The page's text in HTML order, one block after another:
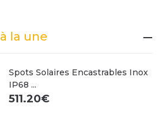
à la une
Spots Solaires Encastrables Inox
IP68 ...
511.20€